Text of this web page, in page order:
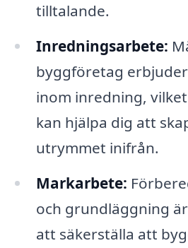
tilltalande.
Inredningsarbete:
byggföretag
inom inredning,
kan hjälpa dig att
utrymmet inifrån.
Markarbete:
och grundläggning
att säkerställa att